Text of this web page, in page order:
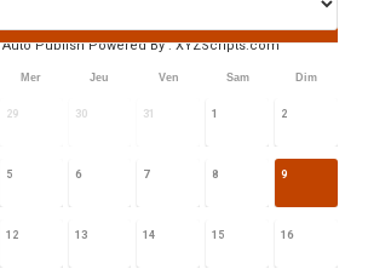
Mer Jeu Ven Sam Dim
29 30 31 1 2
5 6 7 8 9
12 13 14 15 16
PublishPowered By :XYZScripts.com